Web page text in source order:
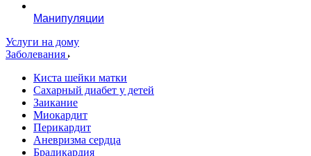
Манипуляции
Услуги на дому
Заболевания
Киста шейки матки
Сахарный диабет у детей
Заикание
Миокардит
Перикардит
Аневризма сердца
Брадикардия